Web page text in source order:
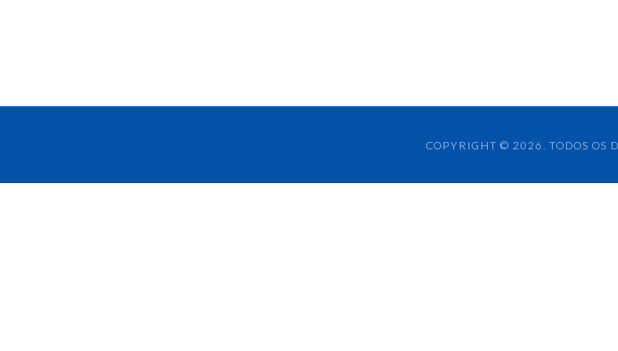
COPYRIGHT © 2026. TODOS OS